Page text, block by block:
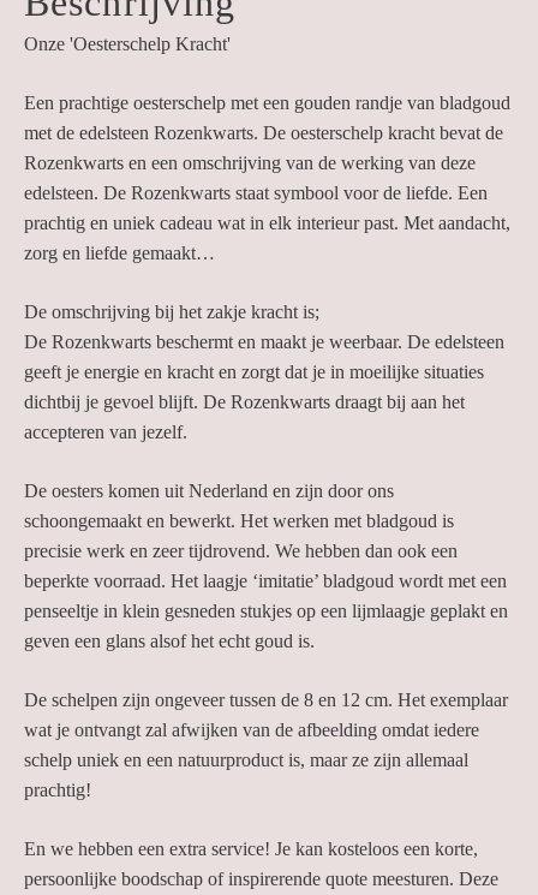
Onze 'Oesterschelp Kracht'
Een prachtige oesterschelp met een gouden randje van bladgoud
met de edelsteen Rozenkwarts. De oesterschelp kracht bevat de
Rozenkwarts en een omschrijving van de werking van deze
edelsteen. De Rozenkwarts staat symbool voor de liefde. Een
prachtig en uniek cadeau wat in elk interieur past. Met aandacht,
zorg en liefde gemaakt…
De omschrijving bij het zakje kracht is;
De Rozenkwarts beschermt en maakt je weerbaar. De edelsteen
geeft je energie en kracht en zorgt dat je in moeilijke situaties
dichtbij je gevoel blijft. De Rozenkwarts draagt bij aan het
accepteren van jezelf.
De oesters komen uit Nederland en zijn door ons
schoongemaakt en bewerkt. Het werken met bladgoud is
precisie werk en zeer tijdrovend. We hebben dan ook een
beperkte voorraad. Het laagje ‘imitatie’ bladgoud wordt met een
penseeltje in klein gesneden stukjes op een lijmlaagje geplakt en
geven een glans alsof het echt goud is.
De schelpen zijn ongeveer tussen de 8 en 12 cm. Het exemplaar
wat je ontvangt zal afwijken van de afbeelding omdat iedere
schelp uniek en een natuurproduct is, maar ze zijn allemaal
prachtig!
En we hebben een extra service! Je kan kosteloos een korte,
persoonlijke boodschap of inspirerende quote meesturen. Deze